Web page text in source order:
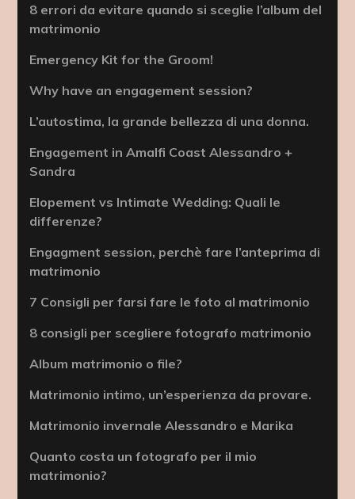
8 errori da evitare quando si sceglie l’album del
matrimonio
Emergency Kit for the Groom!
Why have an engagement session?
L’autostima, la grande bellezza di una donna.
Engagement in Amalfi Coast Alessandro +
Sandra
Elopement vs Intimate Wedding: Quali le
differenze?
Engagment session, perchè fare l’anteprima di
matrimonio
7 Consigli per farsi fare le foto al matrimonio
8 consigli per scegliere fotografo matrimonio
Album matrimonio o file?
Matrimonio intimo, un’esperienza da provare.
Matrimonio invernale Alessandro e Marika
Quanto costa un fotografo per il mio
matrimonio?